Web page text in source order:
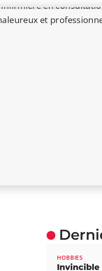
HOBBIES